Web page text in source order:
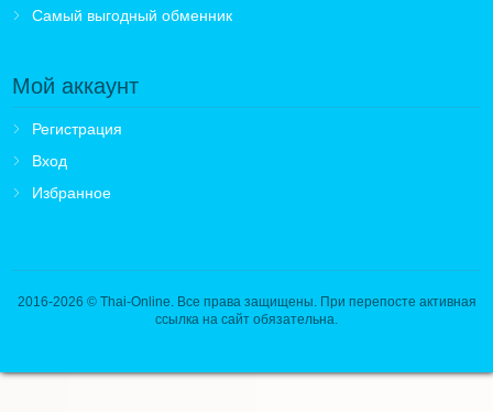
Самый выгодный обменник
Мой аккаунт
Регистрация
Вход
Избранное
2016-2026 © Thai-Online. Все права защищены. При перепосте активная
ссылка на сайт обязательна.